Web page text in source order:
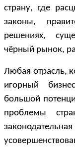
страну, где
законы,
решениях,
чёрный рынок,
Любая отрасль,
игорный
большой
проблемы